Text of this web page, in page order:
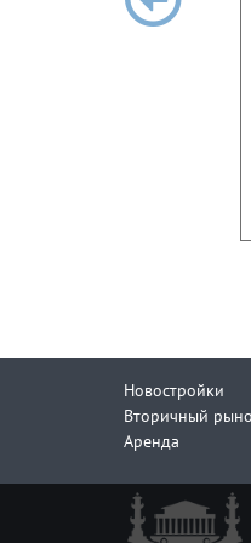
Новостройки
Вторичный
Аренда